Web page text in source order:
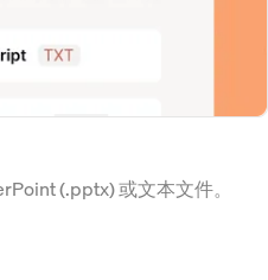
(.pptx) 或文本文件。